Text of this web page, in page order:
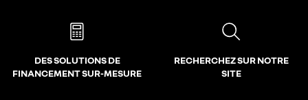
DES SOLUTIONS DE
FINANCEMENT SUR-MESURE
RECHERCHEZ SUR NOTRE
SITE